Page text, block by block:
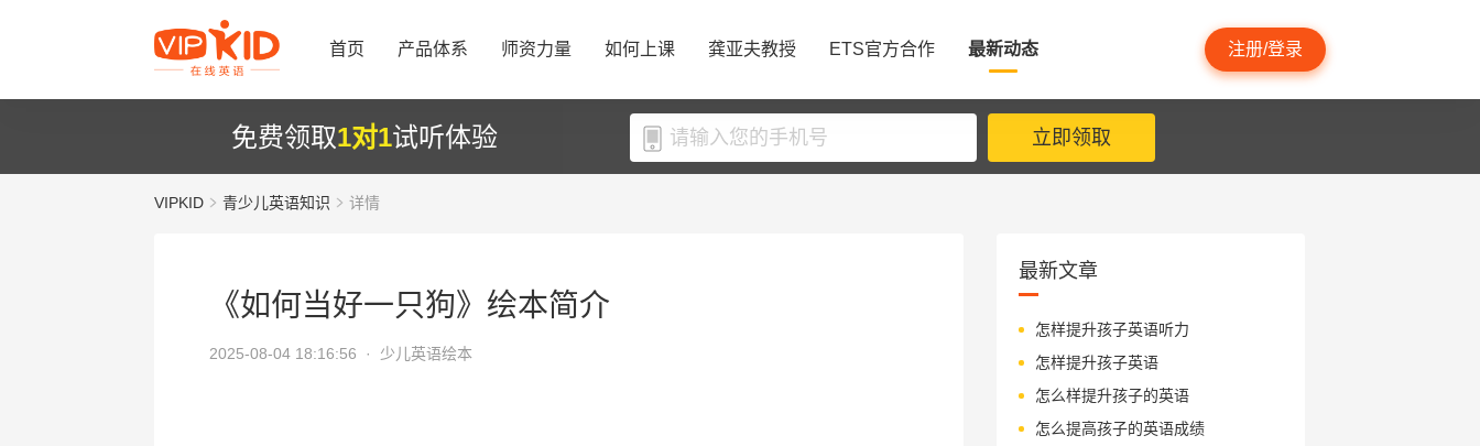
首页 产品体系 师资力量 如何上课 龚亚夫教授 ETS官方合作 最新动态 注册/登录
免费领取1对1试听体验 立即领取
VIPKID 青少儿英语知识 详情
《如何当好一只狗》绘本简介
2025-08-04 18:16:56 · 少儿英语绘本
最新文章
怎样提升孩子英语听力
怎样提升孩子英语
怎么样提升孩子的英语
怎么提高孩子的英语成绩